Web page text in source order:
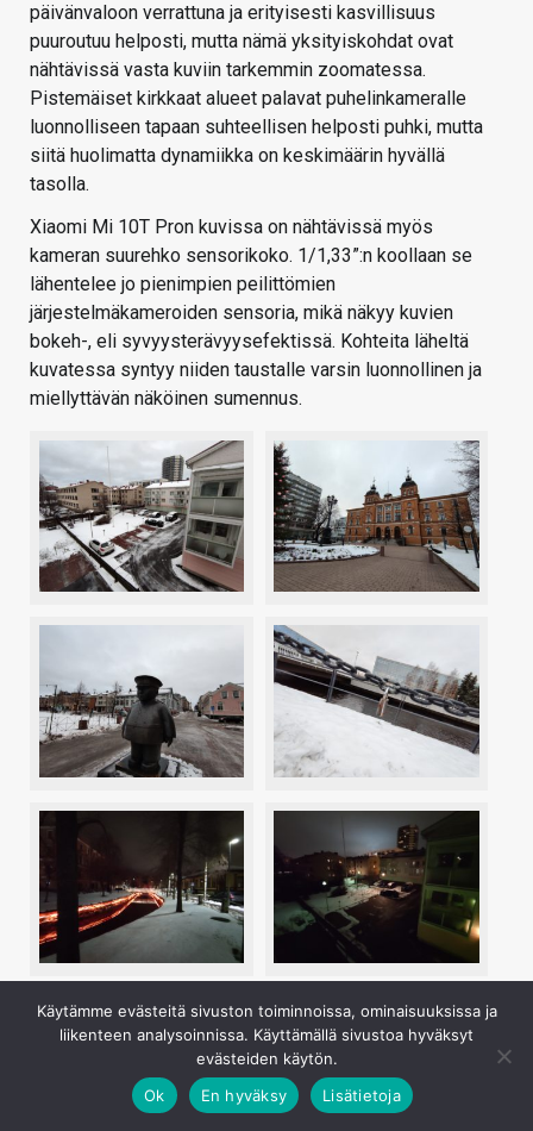
päivänvaloon verrattuna ja erityisesti kasvillisuus
puuroutuu helposti, mutta nämä yksityiskohdat ovat
nähtävissä vasta kuviin tarkemmin zoomatessa.
Pistemäiset kirkkaat alueet palavat puhelinkameralle
luonnolliseen tapaan suhteellisen helposti puhki, mutta
siitä huolimatta dynamiikka on keskimäärin hyvällä
tasolla.
Xiaomi Mi 10T Pron kuvissa on nähtävissä myös
kameran suurehko sensorikoko. 1/1,33”:n koollaan se
lähentelee jo pienimpien peilittömien
järjestelmäkameroiden sensoria, mikä näkyy kuvien
bokeh-, eli syvyysterävyysefektissä. Kohteita läheltä
kuvatessa syntyy niiden taustalle varsin luonnollinen ja
miellyttävän näköinen sumennus.
Mi 10T Pron ultralaajakulmakamera ei valitettavasti jatka
pääkameransa asettamalla erittäin laadukkaalla linjalla,
vaan on sen sijaan suhteellisen perustasoinen. Hyvässä
valaistuksessa kuvat ovat yksityiskohtaisia
Käytämme evästeitä sivuston toiminnoissa, ominaisuuksissa ja
liikenteen analysoinnissa. Käyttämällä sivustoa hyväksyt
evästeiden käytön.
Ok
En hyväksy Lisätietoja